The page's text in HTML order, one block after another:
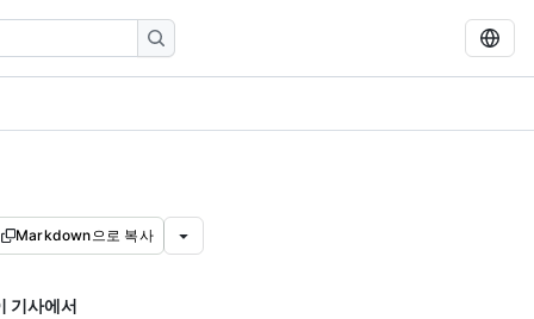
Markdown으로 복사
기사에서